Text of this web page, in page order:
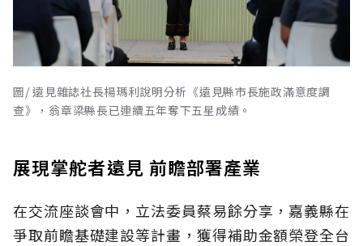
圖/ 遠見雜誌社長楊瑪利說明分析《遠見縣市長施政滿意度調
查》，翁章梁縣長已連續五年奪下五星成績。
展現掌舵者遠見 前瞻部署產業
在交流座談會中，立法委員蔡易餘分享，嘉義縣在
爭取前瞻基礎建設等計畫，獲得補助金額榮登全台